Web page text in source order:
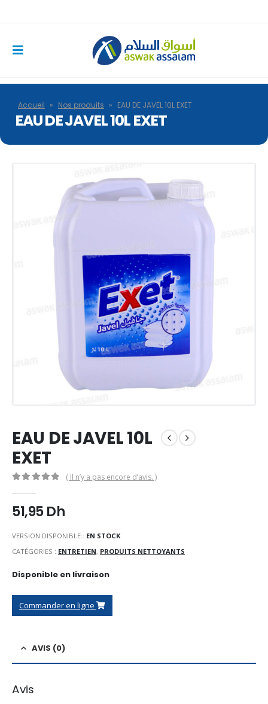
Accueil » Nos produits » EAU DE JAVEL 10L EXET
EAU DE JAVEL 10L EXET
EAU DE JAVEL 10L
EXET
( Il n’y a pas encore d’avis. )
51,95Dh
VERSION DISPONIBLE:: EN STOCK
CATÉGORIES : ENTRETIEN, PRODUITS NETTOYANTS
Disponible en livraison
Commander en ligne
AVIS (0)
Avis